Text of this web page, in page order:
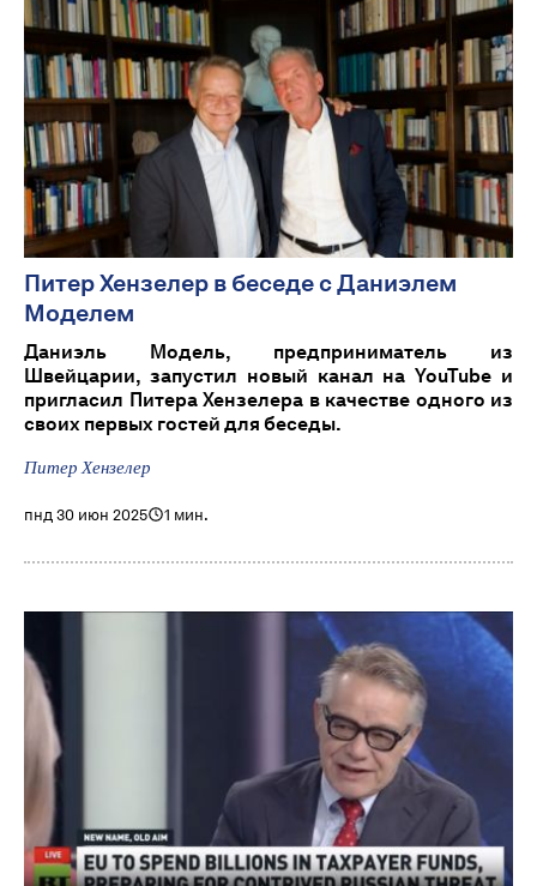
Питер Хензелер в беседе с Даниэлем
Моделем
Даниэль Модель, предприниматель из
Швейцарии, запустил новый канал на YouTube и
пригласил Питера Хензелера в качестве одного из
своих первых гостей для беседы.
Питер Хензелер
пнд 30 июн 2025 1 мин.